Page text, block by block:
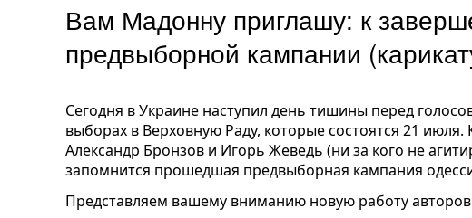
Вам Мадонну приглашу: к
предвыборной кампании
Сегодня в Украине наступил день тишины перед
выборах в Верховную Раду, которые состоятся 21 июля.
Александр Бронзов и Игорь Жеведь (ни за кого не
запомнится прошедшая предвыборная кампания
Представляем вашему вниманию новую работу